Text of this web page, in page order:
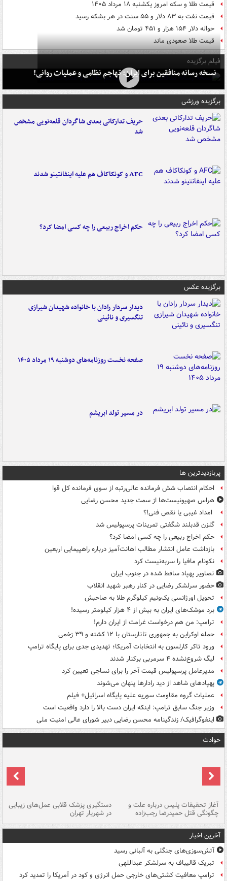
قیمت طلا و سکه امروز یکشنبه ۱۸ مرداد ۱۴۰۵
قیمت نفت به ۸۳ دلار و ۵۵ سنت در هر بشکه رسید
حواله دلار ۱۵۴ هزار و ۴۵۱ تومان شد
قیمت طلا صعودی ماند
فیلم برگزیده
نسخه رسانه منافقین برای ایران: تهاجم نظامی و عملیات روانی!
برگزیده ورزشی
حریف تدارکاتی بعدی شاگردان قلعه‌نویی مشخص
شد
AFC و کونکاکاف هم علیه اینفانتینو شدند
حکم اخراج ربیعی را چه کسی امضا کرد؟
برگزیده عکس
دیدار سردار رادان با خانواده‌ شهیدان شیرازی
تنگسیری و نائینی
صفحه نخست روزنامه‌های دوشنبه ۱۹ مرداد ۱۴۰۵
در مسیر تولد ابریشم
پربازدیدترین ها
احکام انتصاب شش فرمانده عالی‌رتبه از سوی فرمانده کل قوا
هراس صهیونیست‌ها از سمت جدید محسن رضایی
امداد غیبی یا نقص فنی!؟
گلزن قدبلند شگفتی تمرینات پرسپولیس شد
حکم اخراج ربیعی را چه کسی امضا کرد؟
بازداشت عامل انتشار مطالب اهانت‌آمیز درباره راهپیمایی اربعین
نکونام مافیا را سربه‌نیست کرد
تصاویر پهپاد ساقط شده در جنوب ایران
حضور سرلشکر رضایی در کنار رهبر شهید انقلاب
تحویل اورژانسی یک‌ونیم کیلوگرم طلا به صاحبش
برد موشک‌های ایران به بیش از ۴ هزار کیلومتر رسیده!
ترامپ: من هم درخواست غرامت از ایران دارم!
حمله اوکراین به جمهوری تاتارستان با ۱۲ کشته و ۳۹ زخمی
ورود تاکر کارلسون به انتخابات آمریکا؛ تهدیدی جدی برای پایگاه ترامپ
لیگ شروع‌نشده ۴ سرمربی برکنار شدند
مدیرعامل پرسپولیس قیمت آخر را برای نساجی تعیین کرد
پهپادهای شاهد از دید رادارها پنهان می‌شوند
عملیات گروه مقاومت سوریه علیه پایگاه اسرائیل+ فیلم
وزیر جنگ سابق ترامپ: اینکه ایران دست بالا را دارد واقعیت است
اینفوگرافیک/ زندگینامه محسن رضایی دبیر شورای عالی امنیت‌ ملی
حوادث
آغاز تحقیقات پلیس درباره علت و
چگونگی قتل حمیدرضا رجب‌زاده
دستگیری پزشک قلابی عمل‌های زیبایی
در شهریار تهران
آخرین اخبار
آتش‌سوزی‌های جنگلی به آلبانی رسید
تبریک قالیباف به سرلشکر عبداللهی
ترامپ معافیت کشتی‌های خارجی حمل انرژی و کود در آمریکا را تمدید کرد